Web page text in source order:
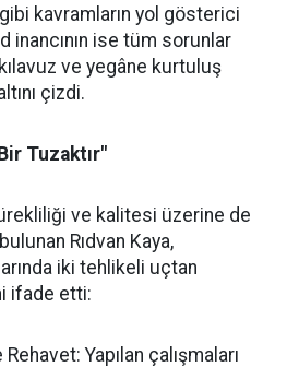
kavramların yol gösterici
inancının ise tüm sorunlar
ve yegâne kurtuluş
çizdi.
Tuzaktır"
ve kalitesi üzerine de
Rıdvan Kaya,
iki tehlikeli uçtan
ifade etti:
Yapılan çalışmaları